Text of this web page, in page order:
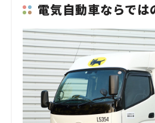
電気自動車ならでは